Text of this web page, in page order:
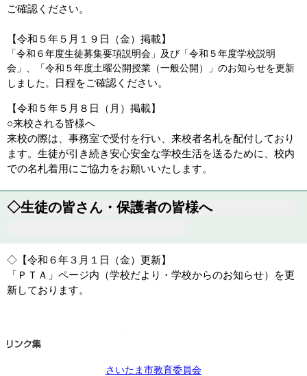
ご確認ください。
【令和５年５月１９日（金）掲載】
「令和６年度生徒募集要項説明会」及び「令和５年度学校説明
会」、「令和５年度土曜公開授業（一般公開）」のお知らせを更新
しました。
日程をご確認ください。
【令和５年５月８日（月）掲載】
○来校される皆様へ
来校の際は、事務室で受付を行い、来校者名札を配付しており
ます。生徒が引き続き安心安全な学校生活を送るために、校内
での名札着用にご協力をお願いいたします。
◇生徒の皆さん・保護者の皆様へ
◇【令和６年３月１日（金）更新】
「ＰＴＡ」ページ内（学校だより・学校からのお知らせ）を更
新しております。
さいたま市教育委員会